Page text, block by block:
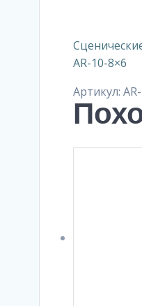
AR-10-8×6
Артикул: